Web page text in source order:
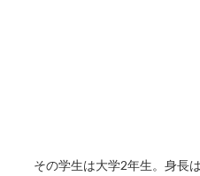
その学生は大学2年生。身長